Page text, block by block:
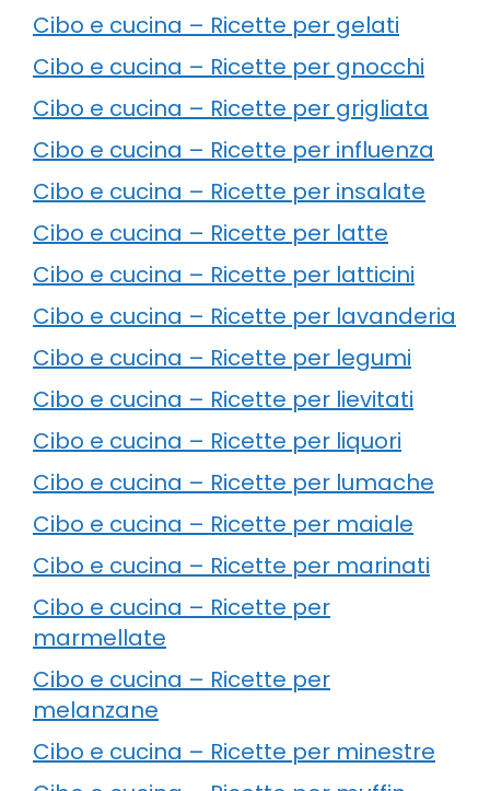
Cibo e cucina – Ricette per gelati
Cibo e cucina – Ricette per gnocchi
Cibo e cucina – Ricette per grigliata
Cibo e cucina – Ricette per influenza
Cibo e cucina – Ricette per insalate
Cibo e cucina – Ricette per latte
Cibo e cucina – Ricette per latticini
Cibo e cucina – Ricette per lavanderia
Cibo e cucina – Ricette per legumi
Cibo e cucina – Ricette per lievitati
Cibo e cucina – Ricette per liquori
Cibo e cucina – Ricette per lumache
Cibo e cucina – Ricette per maiale
Cibo e cucina – Ricette per marinati
Cibo e cucina – Ricette per
marmellate
Cibo e cucina – Ricette per
melanzane
Cibo e cucina – Ricette per minestre